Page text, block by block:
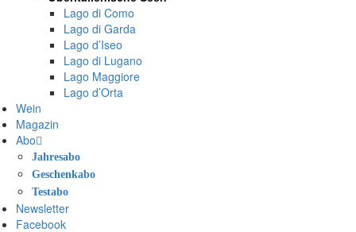
Lago di Como
Lago di Garda
Lago d’Iseo
Lago di Lugano
Lago Maggiore
Lago d’Orta
Wein
Magazin
Abo
Jahresabo
Geschenkabo
Testabo
Newsletter
Facebook